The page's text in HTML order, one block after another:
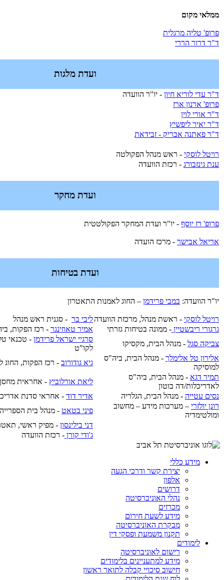
ממלאי מקום
פרופ' טליה מרגלית
ד"ר דרור הררי
ועדת מלגות
ד"ר עדי לוריא חיון - יו"ר הוועדה
פרופ' ארנון ארז
ד"ר אורי לוין
ד"ר יאיר ליפשיץ
ד"ר פאתנה אבריק - זבידאת
רויטל לוסקי - ראש מנהל הפקולטה
ענת גינזבורג - רכזת הוועדה
ועדת מחקר
פרופ' רז יוסף - יו"ר ועדת המחקר הפקולטטית
אריאל אבישר - מרכז הועדה
ועדת בטיחות
יו"ר הוועדה: במבי פרידמן – החוג לאמנות התאטרון
רויטל לוסקי - ראשת מנהל, מרכזת הוועדהליבי בר - סגנית ראש מנהל
גרגורי ריבשטיין - ממונה בטיחות גזרתי אמיר טאוזינגר - רכז הפקות,
צביקה סגל - מנהל הבית, מקסיקו
סרגיי ישראל פרידמן - טכנאי
לקו"ט
אלירון טל אלימלך - מנהל הבית, ביה"ס
למוסיקה
גיא גודורוב - רכז הפקות, החוג
תמיר דגא - מנהל הבית, ביה"ס
לאדריכלות/דה בוטון
ליאת אורלוביץ - אחראית
נסים עטייה - מנהל הבית, הגלריה אדיר דוד - אחראי סדנת
רונן יולזרי – מערכות מידע – מחשוב
ומולטימדיה
פיני בטאט - מנהל בית
דני בילינסון - מפיק ראשי,
ג'ודי קורן - רכזת הוועדה
מידע כללי
יצירת קשר ודרכי הגעה
אלפון
דרושים
נהלי האוניברסיטה
מכרזים
מידע לשעת חירום
מבקרת האוניברסיטה
תקנון משמעת ופסקי דין
לימודים
רישום לאוניברסיטה
מידע למתעניינים בלימודים
חישוב סיכויי קבלה לתואר ראשון